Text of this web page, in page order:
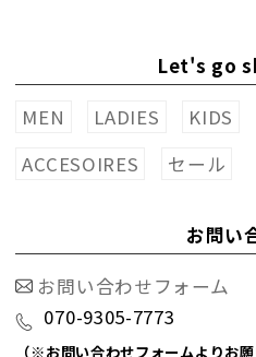
Let's go
MEN
LADIES KIDS
ACCESOIRES
セール
お問い
お問い合わせフォーム
070-9305-7773
（※お問い合わせフォームよりお願